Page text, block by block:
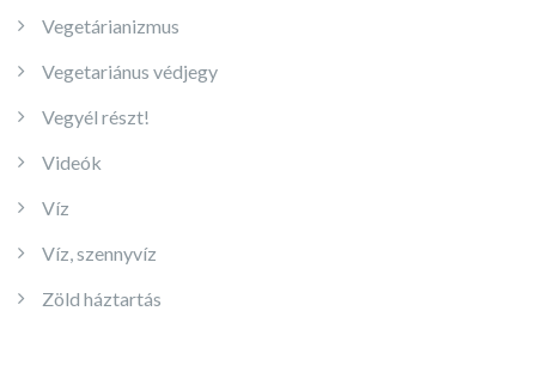
Vegetárianizmus
Vegetariánus védjegy
Vegyél részt!
Videók
Víz
Víz, szennyvíz
Zöld háztartás